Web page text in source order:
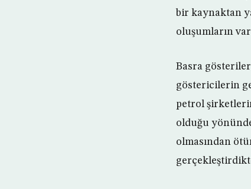
bir kaynaktan
oluşumların
Basra
göstericilerin
petrol
olduğu
olmasından